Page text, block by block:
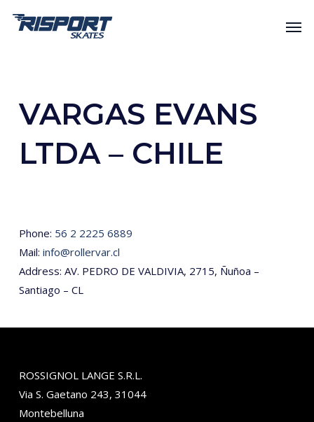
VARGAS EVANS
LTDA – CHILE
Phone: 56 2 2225 6889
Mail: info@rollervar.cl
Address: AV. PEDRO DE VALDIVIA, 2715, Ñuñoa –
Santiago – CL
ROSSIGNOL LANGE S.R.L.
Via S. Gaetano 243, 31044
Montebelluna